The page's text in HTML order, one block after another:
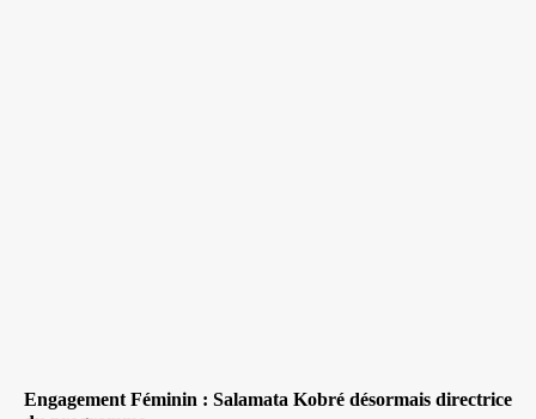
Engagement Féminin : Salamata Kobré désormais directrice